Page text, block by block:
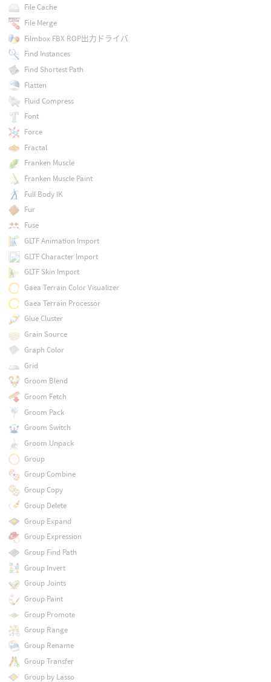
File Cache
File Merge
Filmbox FBX ROP出力ドライバ
Find Instances
Find Shortest Path
Flatten
Fluid Compress
Font
Force
Fractal
Franken Muscle
Franken Muscle Paint
Full Body IK
Fur
Fuse
GLTF Animation Import
GLTF Character Import
GLTF Skin Import
Gaea Terrain Color Visualizer
Gaea Terrain Processor
Glue Cluster
Grain Source
Graph Color
Grid
Groom Blend
Groom Fetch
Groom Pack
Groom Switch
Groom Unpack
Group
Group Combine
Group Copy
Group Delete
Group Expand
Group Expression
Group Find Path
Group Invert
Group Joints
Group Paint
Group Promote
Group Range
Group Rename
Group Transfer
Group by Lasso